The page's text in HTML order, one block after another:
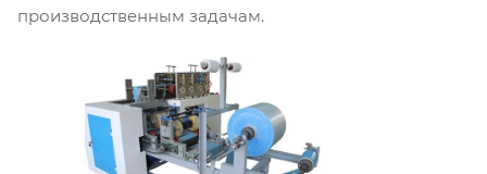
производственным задачам.